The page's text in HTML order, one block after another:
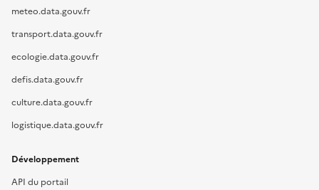
meteo.data.gouv.fr
transport.data.gouv.fr
ecologie.data.gouv.fr
defis.data.gouv.fr
culture.data.gouv.fr
logistique.data.gouv.fr
Développement
API du portail